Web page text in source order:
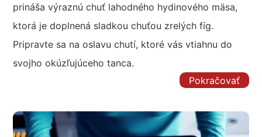
prináša výraznú chuť lahodného hydinového mäsa,
ktorá je doplnená sladkou chuťou zrelých fíg.
Pripravte sa na oslavu chutí, ktoré vás vtiahnu do
svojho okúzľujúceho tanca.
Pokračovať